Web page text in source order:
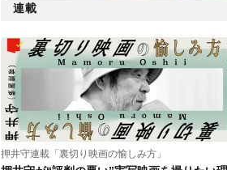
連載
押井守連載「裏切り映画の愉しみ方」